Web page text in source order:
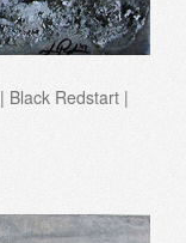
| Black Redstart |